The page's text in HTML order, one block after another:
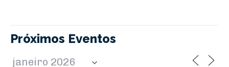
Próximos Eventos